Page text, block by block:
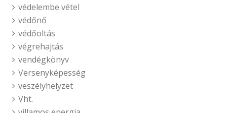
védelembe vétel
védőnő
védőoltás
végrehajtás
vendégkönyv
Versenyképesség
veszélyhelyzet
Vht.